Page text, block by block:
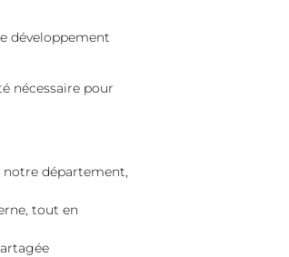
développement
nécessaire pour
notre département,
tout en